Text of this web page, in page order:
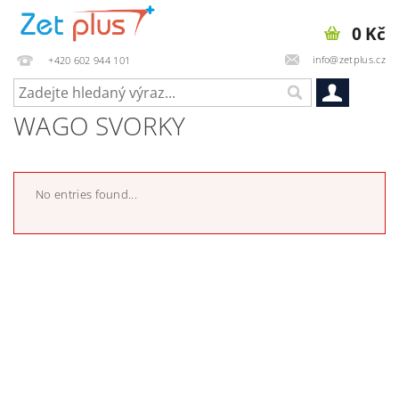
+420 602 944 101 info@zetplus.cz
0 Kč
WAGO SVORKY
No entries found...